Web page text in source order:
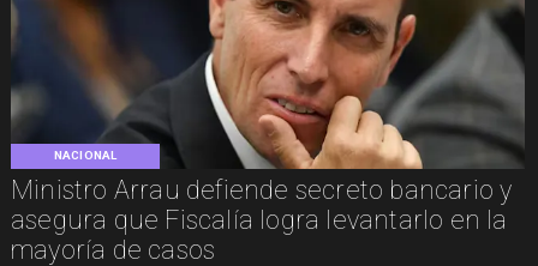
NACIONAL
Ministro Arrau defiende secreto bancario y
asegura que Fiscalía logra levantarlo en la
mayoría de casos